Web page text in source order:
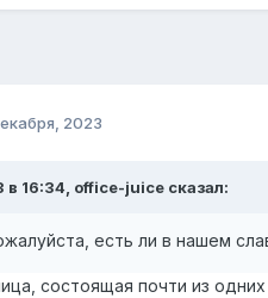
2023
в 16:34, office-juiceсказал:
есть ли в нашем
состоящая почти из